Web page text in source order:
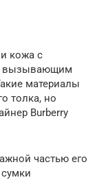
кожа с
вызывающим
материалы
толка, но
Burberry
частью его